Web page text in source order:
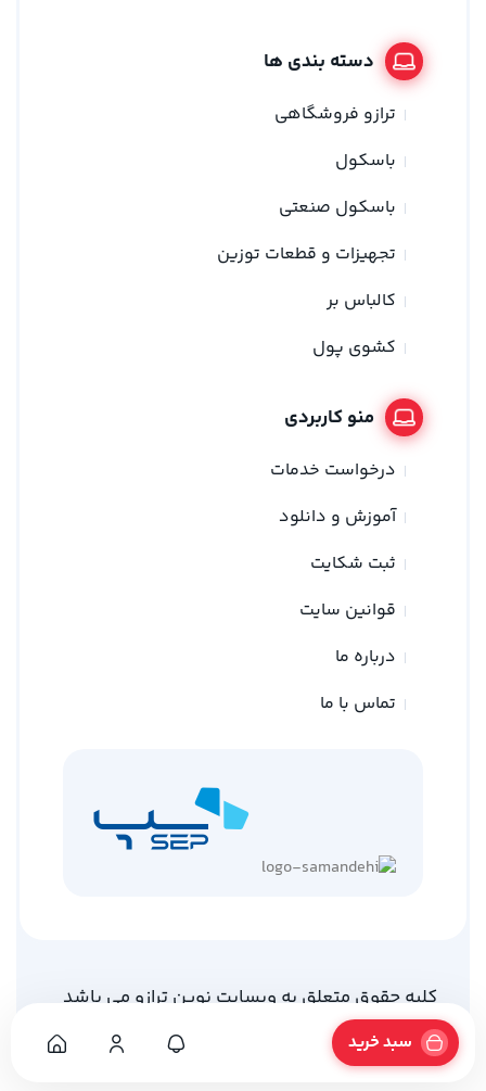
دسته بندی ها
ترازو فروشگاهی
باسکول
باسکول صنعتی
تجهیزات و قطعات توزین
کالباس بر
کشوی پول
منو کاربردی
درخواست خدمات
آموزش و دانلود
ثبت شکایت
قوانین سایت
درباره ما
تماس با ما
کلیه حقوق متعلق به وبسایت نوین ترازو می باشد
طراحی توسط
سبد خرید